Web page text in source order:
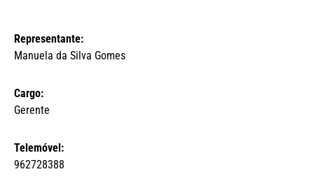
Representante:
Manuela da Silva Gomes
Cargo:
Gerente
Telemóvel:
962728388